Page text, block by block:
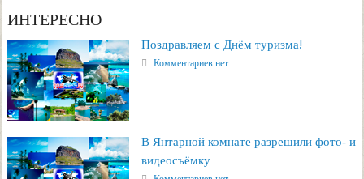
ИНТЕРЕСНО
Поздравляем с Днём туризма!
Комментариев нет
В Янтарной комнате разрешили фото‑ и
видеосъёмку